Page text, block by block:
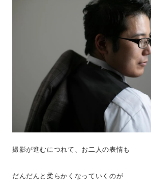
撮影が進むにつれて、お二人の表情も
だんだんと柔らかくなっていくのが